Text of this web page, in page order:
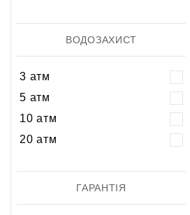
ВОДОЗАХИСТ
3 атм
5 атм
10 атм
20 атм
ГАРАНТІЯ